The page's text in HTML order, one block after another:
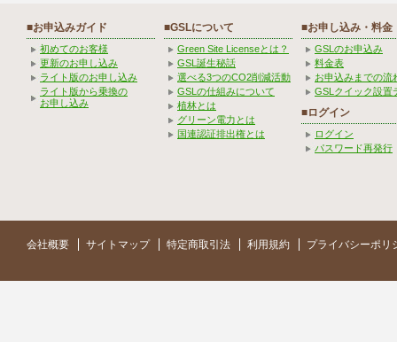
■お申込みガイド
初めてのお客様
更新のお申し込み
ライト版のお申し込み
ライト版から乗換の
お申し込み
■GSLについて
Green Site Licenseとは？
GSL誕生秘話
選べる3つのCO2削減活動
GSLの仕組みについて
植林とは
グリーン電力とは
国連認証排出権とは
■お申し込み・料金
GSLのお申込み
料金表
お申込みまでの流
GSLクイック設置
■ログイン
ログイン
パスワード再発行
会社概要 サイトマップ 特定商取引法 利用規約 プライバシーポリ